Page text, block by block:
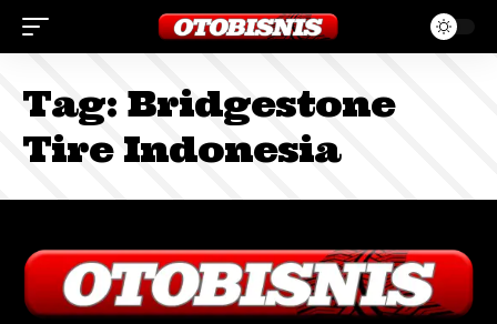
Tag: Bridgestone
Tire Indonesia